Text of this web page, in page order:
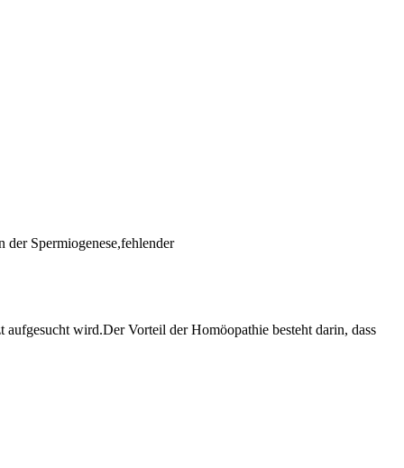
Spermiogenese,fehlender
wird.Der Vorteil der Homöopathie besteht darin, dass